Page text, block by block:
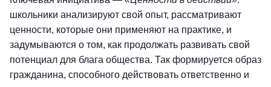
школьники анализируют свой опыт, рассматривают
ценности, которые они применяют на практике, и
задумываются о том, как продолжать развивать свой
потенциал для блага общества. Так формируется образ
гражданина, способного действовать ответственно и